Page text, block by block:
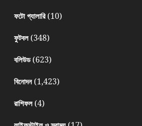
ফটো গ্যালারি(10)
ফুটবল(348)
বলিউড(623)
বিনোদন(1,423)
রাশিফল(4)